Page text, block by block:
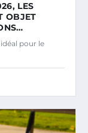
LES
OBJET
pour le